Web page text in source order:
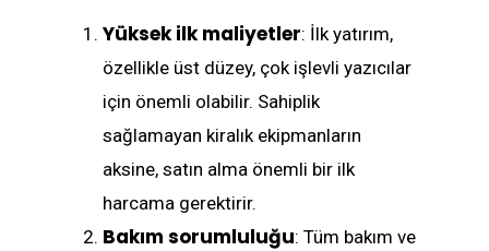
Yüksek ilk maliyetler: İlk yatırım,
özellikle üst düzey, çok işlevli yazıcılar
için önemli olabilir. Sahiplik
sağlamayan kiralık ekipmanların
aksine, satın alma önemli bir ilk
harcama gerektirir.
Bakım sorumluluğu: Tüm bakım ve